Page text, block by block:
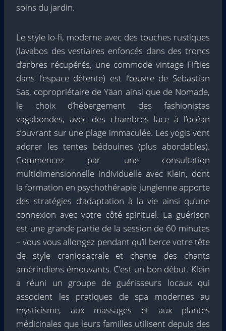
soins du jardin.
Le style lo-fi, moderne avec des touches rustiques
(lavabos des vestiaires enfoncés dans des troncs
d’arbres récupérés, une commode vintage Fifties
dans l’espace détente) est l’œuvre de Sebastian
Sas, copropriétaire de Yäan ainsi que de Nomade,
le choix d’hébergement des fashionistas
vagabondes, avec des chambres face à l’océan
s’ouvrant sur une plage immaculée. Les yogis vont
adorer les tentes bédouines (plus abordables).
Commencez par une consultation
multidimensionnelle individuelle avec Klein, dont
la formation en psychothérapie jungienne apporte
des stratégies d’adaptation à la vie ainsi qu’une
connexion avec votre côté spirituel. La guérison
est une grande partie de la session de 60 minutes
– vous vous allongez pendant qu’il berce votre tête
de style craniosacrale et chante des chants
amérindiens émouvants. C’est un bon début. Klein
a réuni un groupe de guérisseurs locaux qui
associent les pratiques de spa modernes au
mysticisme, aux massages et aux plantes
médicinales que leurs familles utilisent depuis des